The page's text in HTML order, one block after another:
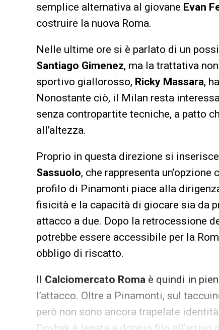
semplice alternativa al giovane Evan
costruire la nuova Roma.
Nelle ultime ore si è parlato di un
Santiago Gimenez, ma la trattativa
sportivo giallorosso, Ricky Massara,
Nonostante ciò, il Milan resta
senza contropartite tecniche, a patto
all’altezza.
Proprio in questa direzione si
Sassuolo, che rappresenta
profilo di Pinamonti piace alla
fisicità e la capacità di giocare sia da
attacco a due. Dopo la retrocessione
potrebbe essere accessibile per la
obbligo di riscatto.
Il Calciomercato Roma è quindi in
l’attacco. Oltre a Pinamonti, sul
però non sono ancora trapelate